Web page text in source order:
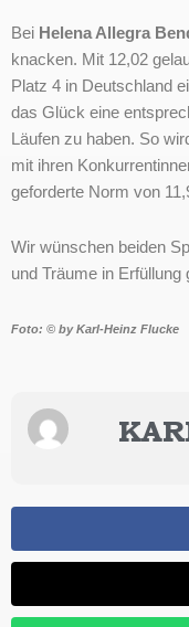
Bei Helena Allegra
knacken. Mit 12,02
Platz 4 in Deutschland
das Glück eine
Läufen zu haben. So
mit ihren
geforderte Norm von
Wir wünschen beiden
und Träume in Erfüllung
Foto: © by Karl-Heinz Flucke